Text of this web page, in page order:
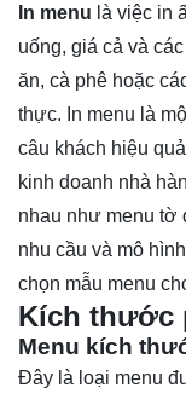
In menu là việc in
uống, giá cả và
ăn, cà phê hoặc
thực. In menu là
câu khách hiệu
kinh doanh nhà
nhau như menu tờ
nhu cầu và mô
chọn mẫu menu
Kích thước
Menu kích
Đây là loại menu